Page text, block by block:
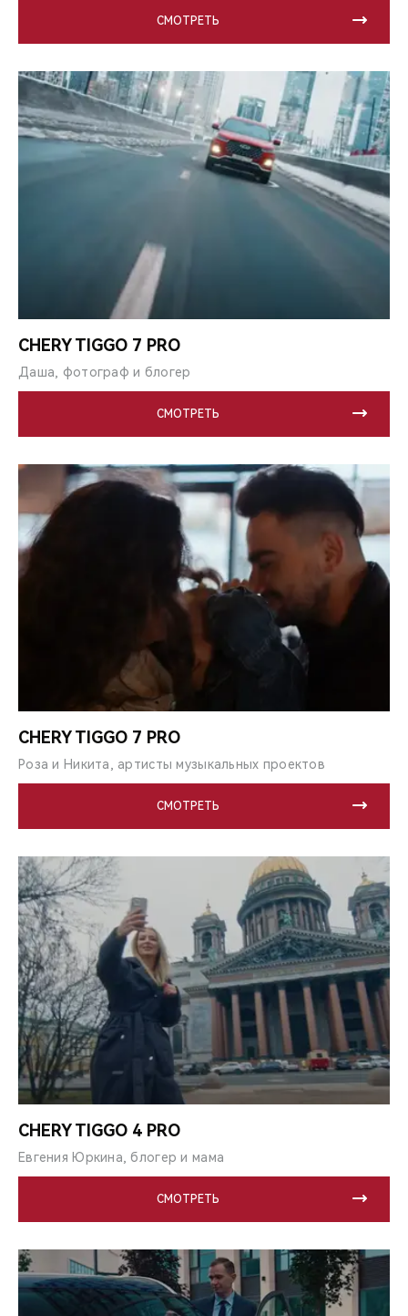
СМОТРЕТЬ
CHERY TIGGO 7 PRO
Даша, фотограф и блогер
СМОТРЕТЬ
CHERY TIGGO 7 PRO
Роза и Никита, артисты музыкальных проектов
СМОТРЕТЬ
CHERY TIGGO 4 PRO
Евгения Юркина, блогер и мама
СМОТРЕТЬ